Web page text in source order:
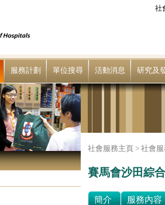
社
服務計劃 單位搜尋 活動消息 研究及
社會服務主頁 > 社會
賽馬會沙田綜
簡介 服務內容